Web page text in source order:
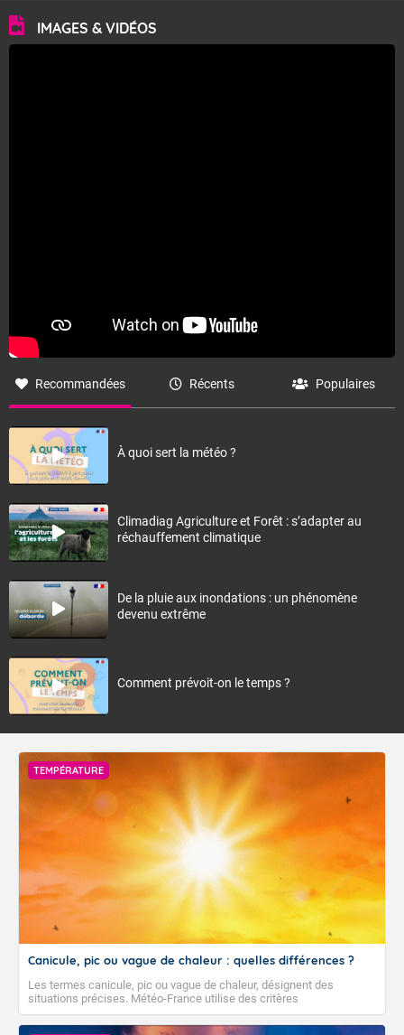
IMAGES & VIDÉOS
Recommandées Récents Populaires
À quoi sert la météo ?
Climadiag Agriculture et Forêt : s’adapter au
réchauffement climatique
De la pluie aux inondations : un phénomène
devenu extrême
Comment prévoit-on le temps ?
TEMPÉRATURE
Canicule, pic ou vague de chaleur : quelles différences ?
Les termes canicule, pic ou vague de chaleur, désignent des
situations précises. Météo-France utilise des critères
climatologiques pour évaluer et qualifier les épisodes de chaleur qui
peuvent avoir des impacts sanitaires et socio-économiques